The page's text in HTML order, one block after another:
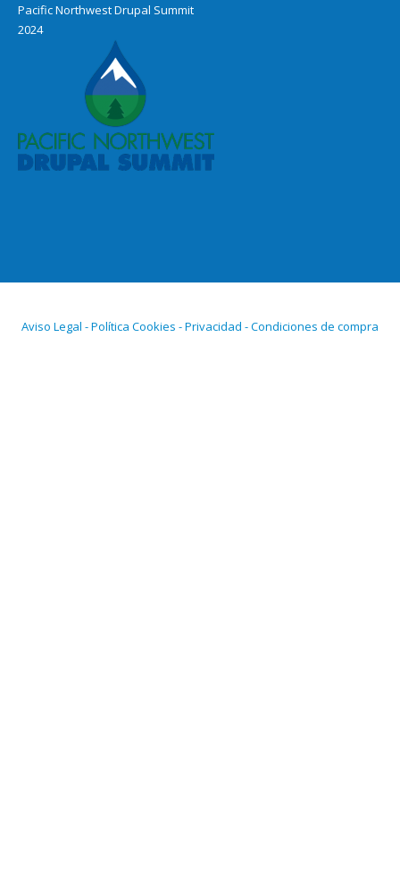
Pacific Northwest Drupal Summit
2024
Aviso Legal - Política Cookies - Privacidad - Condiciones de compra